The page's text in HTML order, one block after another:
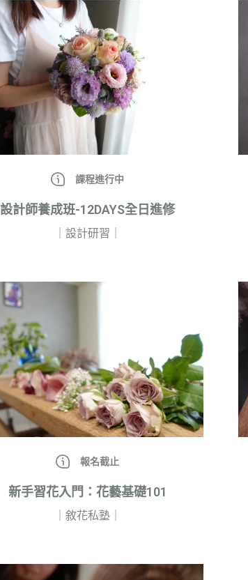
課程進行中
設計師養成班-12DAYS全日進修
｜設計研習｜
報名截止
新手習花入門：花藝基礎101
｜敘花私塾｜